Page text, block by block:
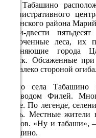
Село Табашино
административного
Оршанского района
двести-двести
заболоченные леса, их
соединяющие города
Яранск. Обсаженные
они далеко стороной
Начало села
пчеловодом Филей.
пасеке. По легенде,
земель. Местные
комаров. «Ну и табаши»,
Табашино.